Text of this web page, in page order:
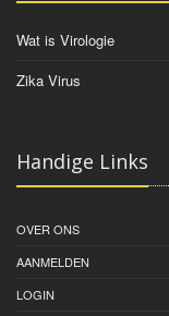
Wat is Virologie
Zika Virus
Handige Links
OVER ONS
AANMELDEN
LOGIN